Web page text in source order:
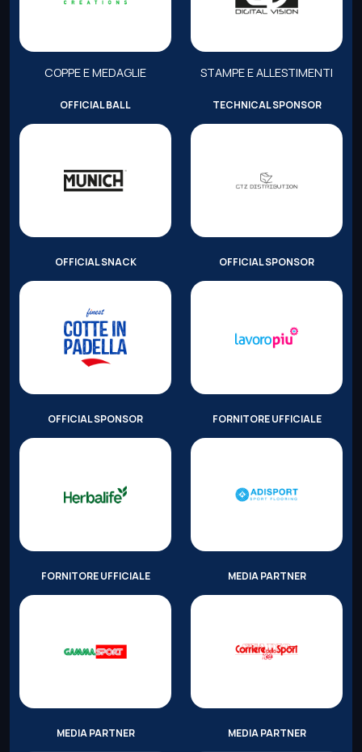
COPPE E MEDAGLIE STAMPE E ALLESTIMENTI
OFFICIAL BALL TECHNICAL SPONSOR
OFFICIAL SNACK OFFICIAL SPONSOR
OFFICIAL SPONSOR FORNITORE UFFICIALE
FORNITORE UFFICIALE MEDIA PARTNER
MEDIA PARTNER MEDIA PARTNER